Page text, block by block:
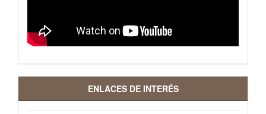
ENLACES DE INTERÉS